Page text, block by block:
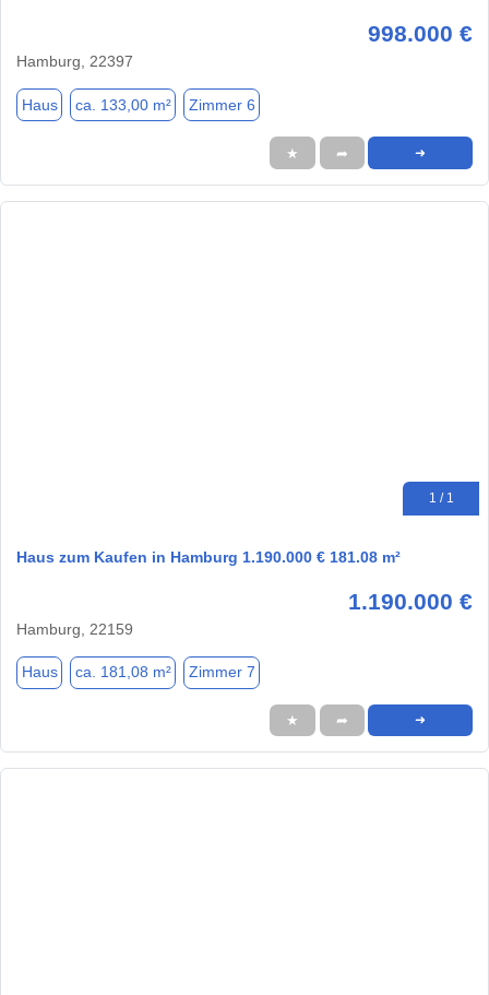
998.000 €
Hamburg, 22397
Haus ca. 133,00 m² Zimmer 6
★ ➦ ➜
1 / 1
Haus zum Kaufen in Hamburg 1.190.000 € 181.08 m²
1.190.000 €
Hamburg, 22159
Haus ca. 181,08 m² Zimmer 7
★ ➦ ➜